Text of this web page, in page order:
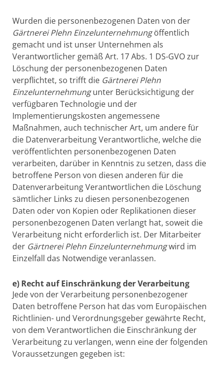
Wurden die personenbezogenen Daten von der
Gärtnerei Plehn Einzelunternehmungöffentlich
gemacht und ist unser Unternehmen als
Verantwortlicher gemäß Art. 17 Abs. 1 DS-GVO zur
Löschung der personenbezogenen Daten
verpflichtet, so trifft die Gärtnerei Plehn
Einzelunternehmungunter Berücksichtigung der
verfügbaren Technologie und der
Implementierungskosten angemessene
Maßnahmen, auch technischer Art, um andere für
die Datenverarbeitung Verantwortliche, welche die
veröffentlichten personenbezogenen Daten
verarbeiten, darüber in Kenntnis zu setzen, dass die
betroffene Person von diesen anderen für die
Datenverarbeitung Verantwortlichen die Löschung
sämtlicher Links zu diesen personenbezogenen
Daten oder von Kopien oder Replikationen dieser
personenbezogenen Daten verlangt hat, soweit die
Verarbeitung nicht erforderlich ist. Der Mitarbeiter
der Gärtnerei Plehn Einzelunternehmungwird im
Einzelfall das Notwendige veranlassen.
e) Recht auf Einschränkung der Verarbeitung
Jede von der Verarbeitung personenbezogener
Daten betroffene Person hat das vom Europäischen
Richtlinien- und Verordnungsgeber gewährte Recht,
von dem Verantwortlichen die Einschränkung der
Verarbeitung zu verlangen, wenn eine der folgenden
Voraussetzungen gegeben ist: